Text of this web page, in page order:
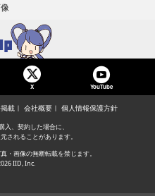
X YouTube
載 会社概要 個人情報保護方針
、契約した場合に、
されることがあります。
・画像の無断転載を禁じます。
IID, Inc.